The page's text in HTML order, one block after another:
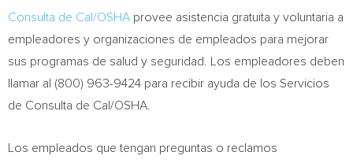
Consulta de Cal/OSHA provee asistencia gratuita y voluntaria a
empleadores y organizaciones de empleados para mejorar
sus programas de salud y seguridad. Los empleadores deben
llamar al (800) 963-9424 para recibir ayuda de los Servicios
de Consulta de Cal /OSHA.
Los empleados que tengan preguntas o reclamos